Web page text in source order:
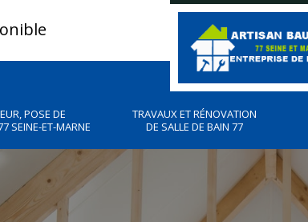
POSE DE
SEINE-ET-MARNE
TRAVAUX ET RÉNOVATION
DE SALLE DE BAIN 77